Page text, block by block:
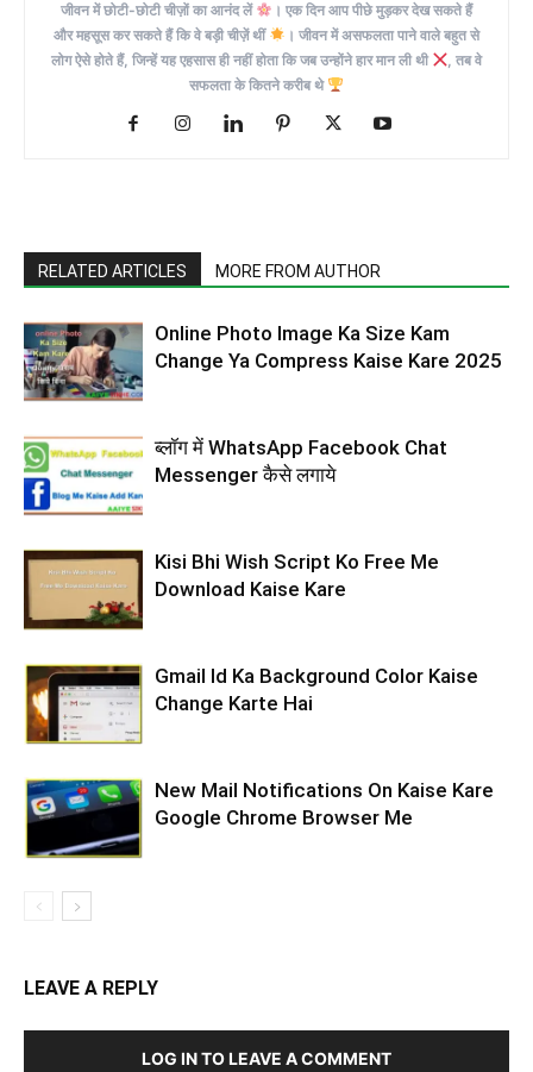
जीवन में छोटी-छोटी चीज़ों का आनंद लें
। एक दिन आप पीछे मुड़कर देख सकते हैं
और महसूस कर सकते हैं कि वे बड़ी चीज़ें थीं
। जीवन में असफलता पाने वाले बहुत से
लोग ऐसे होते हैं, जिन्हें यह एहसास ही नहीं होता कि जब उन्होंने हार मान ली थी
, तब वे
सफलता के कितने करीब थे
RELATED ARTICLES MORE FROM AUTHOR
Online Photo Image Ka Size Kam
Change Ya Compress Kaise Kare 2025
ब्लॉग में WhatsApp Facebook Chat
Messenger कैसे लगाये
Kisi Bhi Wish Script Ko Free Me
Download Kaise Kare
Gmail Id Ka Background Color Kaise
Change Karte Hai
New Mail Notifications On Kaise Kare
Google Chrome Browser Me
LEAVE A REPLY
LOG IN TO LEAVE A COMMENT